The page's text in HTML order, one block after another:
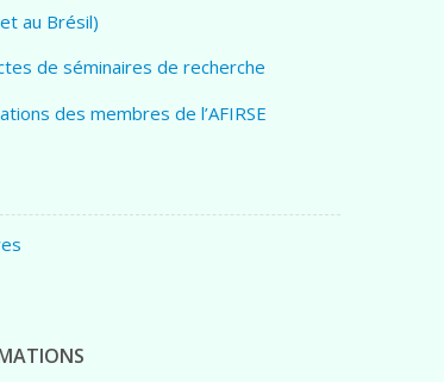
au Brésil)
de séminaires de recherche
des membres de l’AFIRSE